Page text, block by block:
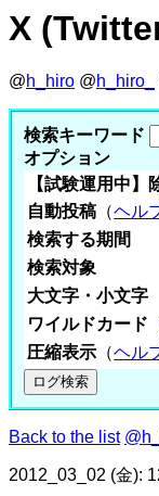
X
@h_hiro @h_hiro_
検索キーワード
オプション
【試験運用中】
自動投稿 （ヘル
検索する期間
検索対象
大文字・小文字
ワイルドカード
圧縮表示 （ヘル
Back to the list
2012_03_02 (金):